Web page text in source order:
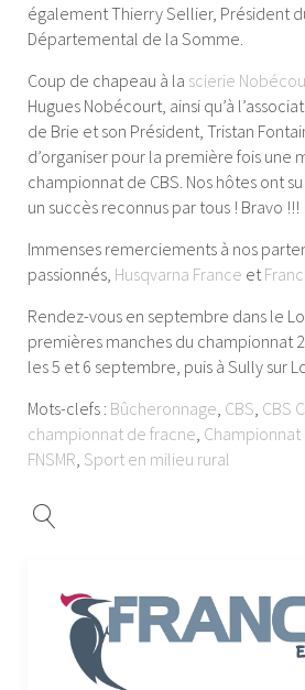
également Thierry Sellier, Président
Départemental de la Somme.
Coup de chapeau à la scierie
Hugues Nobécourt, ainsi qu’à
de Brie et son Président, Tristan
d’organiser pour la première fois une
championnat de CBS. Nos hôtes ont
un succès reconnus par tous ! Bravo !!!
Immenses remerciements à nos
passionnés, Husqvarna France et
Rendez-vous en septembre dans le
premières manches du championnat
les 5 et 6 septembre, puis à Sully sur
Mots-clefs : Bûcheronnage CBS CBS
championnat de fracne Championnat
FNSMR Sport en milieu rural